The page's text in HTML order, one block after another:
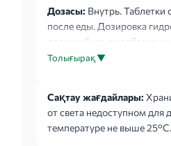
Дозасы: Внутрь. Таблетки
после еды. Дозировка
должна быть подобрана
Рекомендуется прием
при необходимости
гидрохлоротиазида в
следует назначать
Толығырақ ▼
Сақтау жағдайлары:
от света недоступном для
температуре не выше 25°С.